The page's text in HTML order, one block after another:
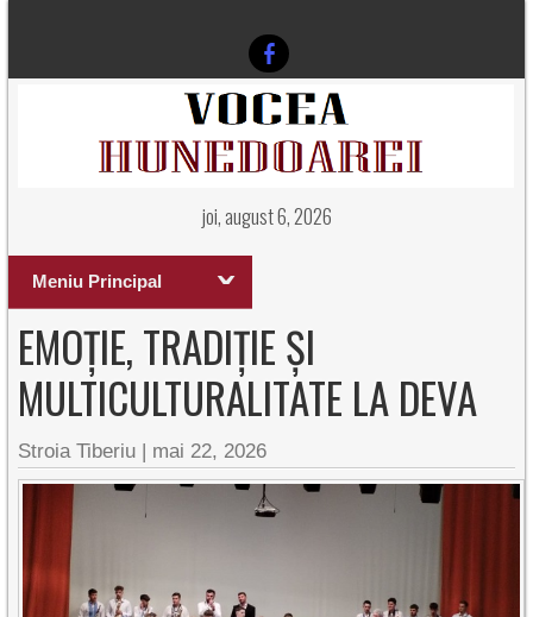
joi, august 6, 2026
Meniu Principal
EMOȚIE, TRADIȚIE ȘI
MULTICULTURALITATE LA DEVA
Stroia Tiberiu | mai 22, 2026